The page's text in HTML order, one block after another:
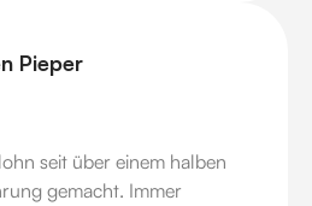
Pieper
seit über einem halben
gemacht. Immer